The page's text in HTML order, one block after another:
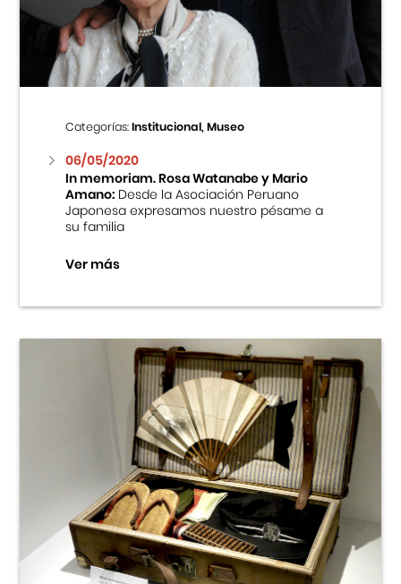
Centro Cultural Peruano Japonés
Cursos
Museo de la Inmigración Japonesa
Fondo Editorial
Teatro Peruano Japonés
Categorías:Institucional, Museo
06/05/2020
In memoriam. Rosa Watanabe y Mario
Amano:Desde la Asociación Peruano
Japonesa expresamos nuestro pésame a
su familia
Ver más